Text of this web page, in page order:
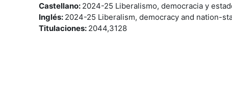
Castellano: 2024-25 Liberalismo, democracia y
Inglés: 2024-25 Liberalism, democracy and nation-
Titulaciones: 2044,3128